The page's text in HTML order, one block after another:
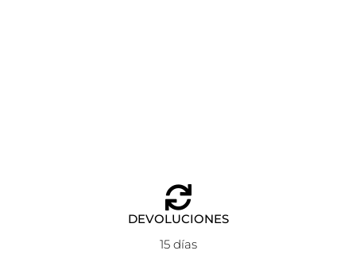
DEVOLUCIONES
15 días